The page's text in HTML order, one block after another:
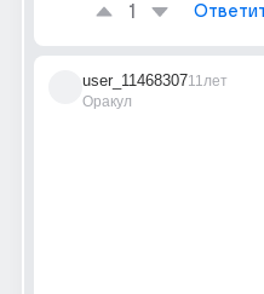
1
user_11468307
Оракул
11лет